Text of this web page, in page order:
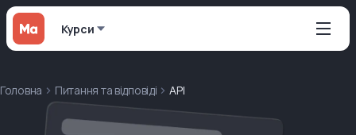
Курси
Головна Питання та відповіді API